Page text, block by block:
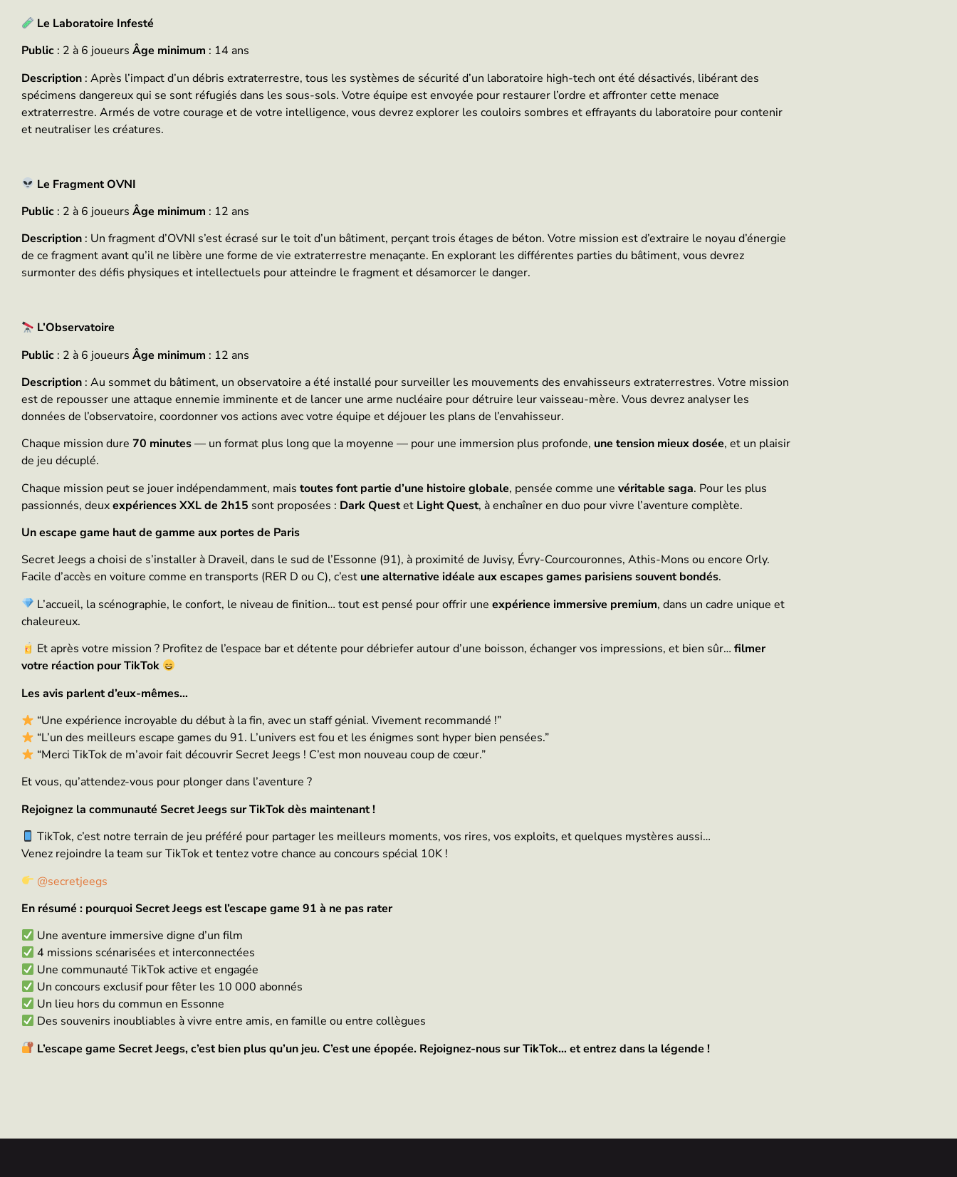
Le Laboratoire Infesté
Public : 2 à 6 joueurs Âge minimum : 14 ans
Description : Après l’impact d’un débris extraterrestre, tous les systèmes de sécurité d’un laboratoire high-tech ont été désactivés, libérant des
spécimens dangereux qui se sont réfugiés dans les sous-sols. Votre équipe est envoyée pour restaurer l’ordre et affronter cette menace
extraterrestre. Armés de votre courage et de votre intelligence, vous devrez explorer les couloirs sombres et effrayants du laboratoire pour contenir
et neutraliser les créatures.
Le Fragment OVNI
Public : 2 à 6 joueurs Âge minimum : 12 ans
Description : Un fragment d’OVNI s’est écrasé sur le toit d’un bâtiment, perçant trois étages de béton. Votre mission est d’extraire le noyau d’énergie
de ce fragment avant qu’il ne libère une forme de vie extraterrestre menaçante. En explorant les différentes parties du bâtiment, vous devrez
surmonter des défis physiques et intellectuels pour atteindre le fragment et désamorcer le danger.
L’Observatoire
Public : 2 à 6 joueurs Âge minimum : 12 ans
Description : Au sommet du bâtiment, un observatoire a été installé pour surveiller les mouvements des envahisseurs extraterrestres. Votre mission
est de repousser une attaque ennemie imminente et de lancer une arme nucléaire pour détruire leur vaisseau-mère. Vous devrez analyser les
données de l’observatoire, coordonner vos actions avec votre équipe et déjouer les plans de l’envahisseur.
Chaque mission dure 70 minutes— un format plus long que la moyenne — pour une immersion plus profonde, une tension mieux dosée, et un plaisir
de jeu décuplé.
Chaque mission peut se jouer indépendamment, mais toutes font partie d’une histoire globale, pensée comme une véritable saga. Pour les plus
passionnés, deuxexpériences XXL de 2h15 sont proposées : Dark Questet Light Quest, à enchaîner en duo pour vivre l’aventure complète.
Un escape game haut de gamme aux portes de Paris
Secret Jeegs a choisi de s’installer à Draveil, dans le sud de l’Essonne (91), à proximité de Juvisy, Évry-Courcouronnes, Athis-Mons ou encore Orly.
Facile d’accès en voiture comme en transports (RER D ou C), c’est une alternative idéale aux escapes games parisiens souvent bondés.
L’accueil, la scénographie, le confort, le niveau de finition… tout est pensé pour offrir uneexpérience immersive premium, dans un cadre unique et
chaleureux.
Et après votre mission ? Profitez de l’espace bar et détente pour débriefer autour d’une boisson, échanger vos impressions, et bien sûr…filmer
votre réaction pour TikTok
Les avis parlent d’eux-mêmes…
“Une expérience incroyable du début à la fin, avec un staff génial. Vivement recommandé !”
“L’un des meilleurs escape games du 91. L’univers est fou et les énigmes sont hyper bien pensées.”
“Merci TikTok de m’avoir fait découvrir Secret Jeegs ! C’est mon nouveau coup de cœur.”
Et vous, qu’attendez-vous pour plonger dans l’aventure ?
Rejoignez la communauté Secret Jeegs sur TikTok dès maintenant !
TikTok, c’est notre terrain de jeu préféré pour partager les meilleurs moments, vos rires, vos exploits, et quelques mystères aussi…
Venez rejoindre la team sur TikTok et tentez votre chance au concours spécial 10K !
@secretjeegs
En résumé : pourquoi Secret Jeegs est l’escape game 91 à ne pas rater
Une aventure immersive digne d’un film
4 missions scénarisées et interconnectées
Une communauté TikTok active et engagée
Un concours exclusif pour fêter les 10 000 abonnés
Un lieu hors du commun en Essonne
Des souvenirs inoubliables à vivre entre amis, en famille ou entre collègues
L’escape game Secret Jeegs, c’est bien plus qu’un jeu. C’est une épopée. Rejoignez-nous sur TikTok… et entrez dans la légende !